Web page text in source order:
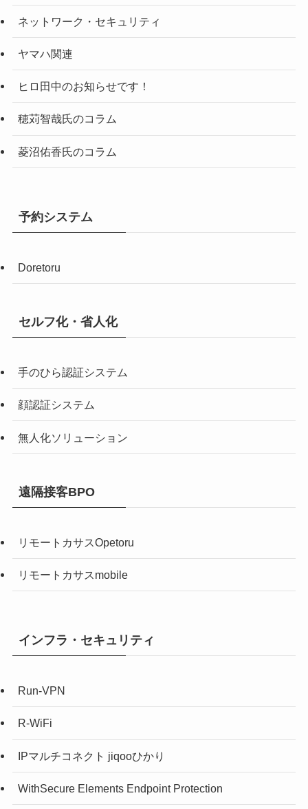
ネットワーク・セキュリティ
ヤマハ関連
ヒロ田中のお知らせです！
穂苅智哉氏のコラム
菱沼佑香氏のコラム
予約システム
Doretoru
セルフ化・省人化
手のひら認証システム
顔認証システム
無人化ソリューション
遠隔接客BPO
リモートカサスOpetoru
リモートカサスmobile
インフラ・セキュリティ
Run-VPN
R-WiFi
IPマルチコネクト jiqooひかり
WithSecure Elements Endpoint Protection